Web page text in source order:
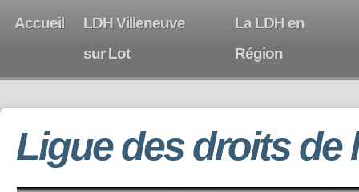
Accueil
LDH Villeneuve
sur Lot
La LDH en
Région
Ligue des droits de